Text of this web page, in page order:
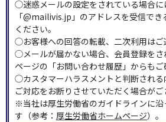
◯迷惑メールの設定をされている場合に
「@mailivis.jp」のアドレスを受信でき
ください。
◯お客様への回答の転載、二次利用はご
◯メールが届かない場合、会員登録をさ
ページの「お問い合わせ履歴」からもご
◯カスタマーハラスメントと判断される
ご対応をお断りさせていただく場合がご
※当社は厚生労働省のガイドラインに沿
す（参考： 厚生労働省ホームページ）。